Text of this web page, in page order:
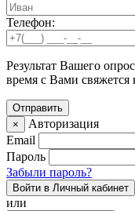
Телефон:
Результат Вашего
время с Вами
×
Авторизация
Email
Пароль
Забыли пароль?
Войти в Личный кабинет
или